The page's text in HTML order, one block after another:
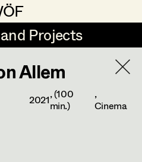
Projects
Projects
HOME
Log in
Allem
2021, (100
min.)
,
Cinema